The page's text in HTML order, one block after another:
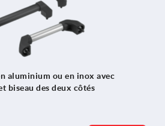
aluminium ou en inox avec
biseau des deux côtés